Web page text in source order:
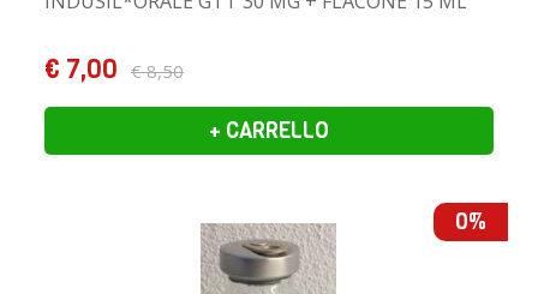
€ 7,00 € 8,50
+ CARRELLO
0%